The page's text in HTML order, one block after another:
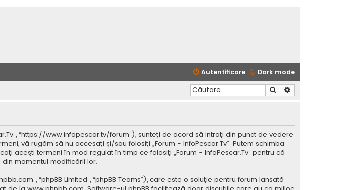
Dark mode
Autentificare
Căutare
“https://www.infopescar.tv/forum”), sunteţi de acord să intraţi din punct de vedere
vă rugăm să nu accesaţi şi/sau folosiţi „Forum - InfoPescar.Tv”. Putem schimba
aceşti termeni în mod regulat în timp ce folosiţi „Forum - InfoPescar.Tv” pentru că
momentul modificării lor.
“phpBB Limited”, “phpBB Teams”), care este o soluţie pentru forum lansată